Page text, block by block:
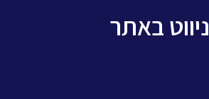
ניווט באתר